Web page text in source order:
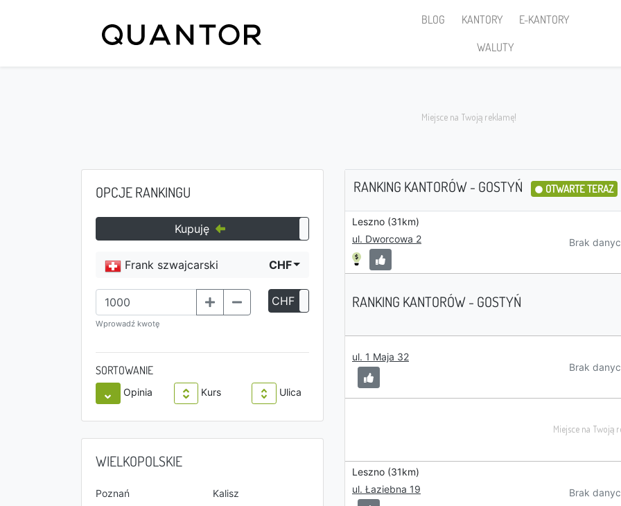
BLOG KANTORY
E-KANTORY
WALUTY
OPCJE RANKINGU
Kupuję Sprzedaję
Frank szwajcarski CHF
Wprowadź kwotę
CHF
SORTOWANIE
Opinia Kurs Ulica
WIELKOPOLSKIE
Poznań
Kalisz
RANKING KANTORÓW - GOSTYŃ OTWARTE TERAZ
Leszno (31km)
ul. Dworcowa 2
Brak
RANKING KANTORÓW - GOSTYŃ
ul. 1 Maja 32
Brak
Leszno (31km)
ul. Łaziebna 19
Brak